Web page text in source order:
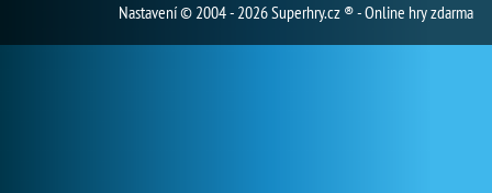
Nastavení© 2004 - 2026 Superhry.cz ® - Online hry zdarma